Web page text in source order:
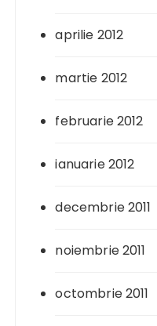
aprilie 2012
martie 2012
februarie 2012
ianuarie 2012
decembrie 2011
noiembrie 2011
octombrie 2011